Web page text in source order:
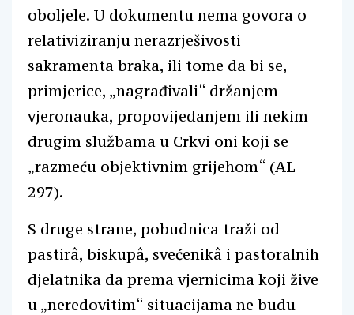
oboljele. U dokumentu nema govora o
relativiziranju nerazrješivosti
sakramenta braka, ili tome da bi se,
primjerice, „nagrađivali“ držanjem
vjeronauka, propovijedanjem ili nekim
drugim službama u Crkvi oni koji se
„razmeću objektivnim grijehom“ (AL
297).
S druge strane, pobudnica traži od
pastirâ, biskupâ, svećenikâ i pastoralnih
djelatnika da prema vjernicima koji žive
u „neredovitim“ situacijama ne budu